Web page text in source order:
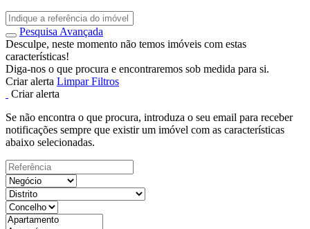
Pesquisa Avançada
Desculpe, neste momento não temos imóveis com estas
características!
Diga-nos o que procura e encontraremos sob medida para si.
Criar alerta Limpar Filtros
Criar alerta
Se não encontra o que procura, introduza o seu email para receber
notificações sempre que existir um imóvel com as características
abaixo selecionadas.